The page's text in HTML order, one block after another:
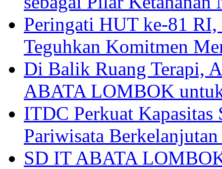
Peringati HUT ke-81
Teguhkan Komitmen
Di Balik Ruang Terapi,
ABATA LOMBOK
ITDC Perkuat
Pariwisata
SD IT ABATA